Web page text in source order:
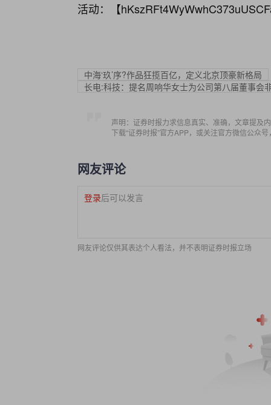
活动：【
中海‘玖’序?作品狂揽百亿，定义北京顶豪新格局
长电:科技：提名周响华女士为公司第八届董事会
声明：证券时报力求信息真实、准确，文章提及
下载“证券时报”官方APP，或关注官方微信公众
网友评论
登录后可以发言
网友评论仅供其表达个人看法，并不表明证券时报立场